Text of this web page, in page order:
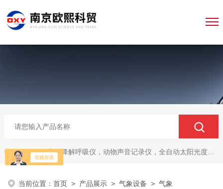
热门关键词：微生物降解呼吸仪，动物声音记录仪，全自动太阳光度计，牛奶分析仪，牛奶体细胞测定仪，质构仪，高胶强度测定仪
当前位置：首页 > 产品展示 >气象设备 >气象